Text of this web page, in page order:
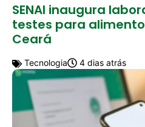
SENAI inaugura
testes para
Ceará
Tecnologia 4 dias atrás